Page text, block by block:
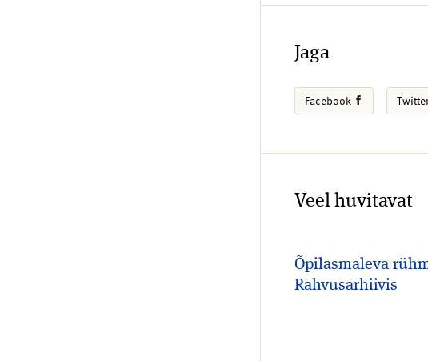
Jaga
Facebook
Veel huvitavat
Õpilasmaleva
Rahvusarhiivis